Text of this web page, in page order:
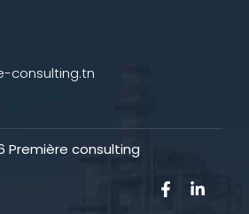
consulting.tn
Première consulting